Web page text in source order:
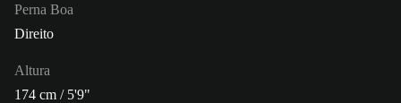
Perna Boa
Direito
Altura
174 cm / 5'9"